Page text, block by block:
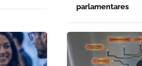
parlamentares